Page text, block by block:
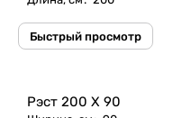
Быстрый просмотр
Рэст 200 X 90